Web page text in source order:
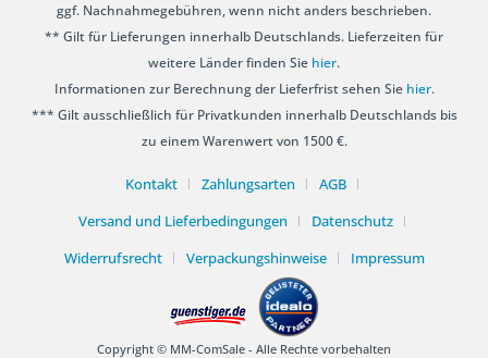
ggf. Nachnahmegebühren, wenn nicht anders beschrieben.
** Gilt für Lieferungen innerhalb Deutschlands. Lieferzeiten für
weitere Länder finden Sie hier.
Informationen zur Berechnung der Lieferfrist sehen Sie hier.
*** Gilt ausschließlich für Privatkunden innerhalb Deutschlands bis
zu einem Warenwert von 1500 €.
Kontakt Zahlungsarten
AGB
Versand und Lieferbedingungen
Datenschutz
Widerrufsrecht
Verpackungshinweise Impressum
Copyright © MM-ComSale - Alle Rechte vorbehalten